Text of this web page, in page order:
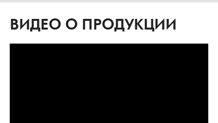
ВИДЕО О ПРОДУКЦИИ